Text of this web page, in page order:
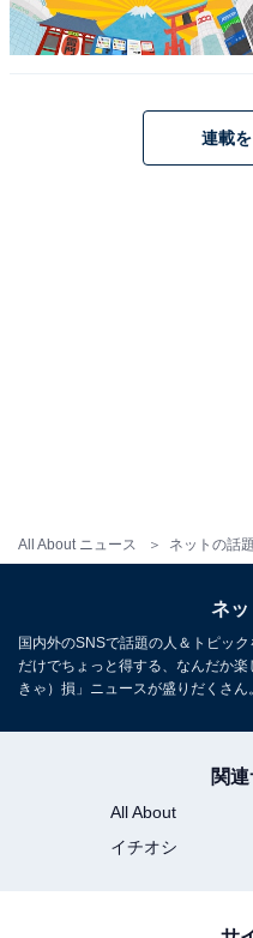
All About ニュース ネットの話題
連載
ネッ
国内外のSNSで話題の人＆トピッ
だけでちょっと得する、なんだか
きゃ）損」ニュースが盛りだくさん。
関
All About
イチオシ